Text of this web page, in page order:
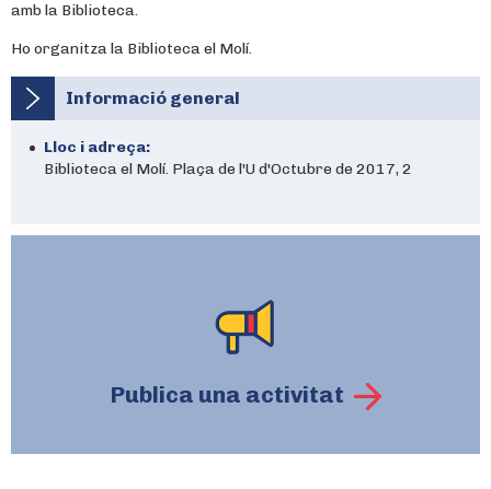
amb la Biblioteca.
Ho organitza la Biblioteca el Molí.
Informació general
Lloc i adreça:
Biblioteca el Molí. Plaça de l'U d'Octubre de 2017, 2
Publica una activitat